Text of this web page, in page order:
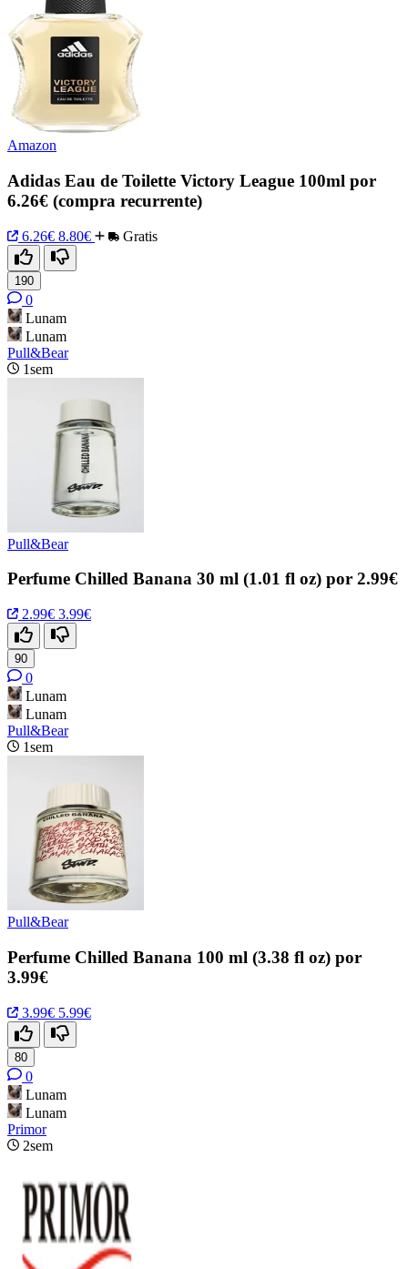
Amazon
Adidas Eau de Toilette Victory League 100ml por
6.26€ (compra recurrente)
6.26€ 8.80€ Gratis
190
0
Lunam
Lunam
Pull&Bear
1sem
Pull&Bear
Perfume Chilled Banana 30 ml (1.01 fl oz) por 2.99€
2.99€ 3.99€
90
0
Lunam
Lunam
Pull&Bear
1sem
Pull&Bear
Perfume Chilled Banana 100 ml (3.38 fl oz) por
3.99€
3.99€ 5.99€
80
0
Lunam
Lunam
Primor
2sem